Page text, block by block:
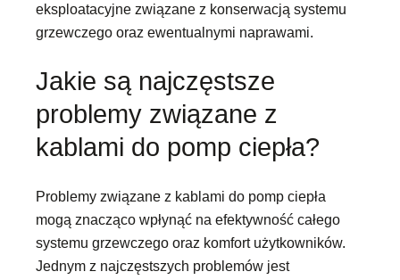
eksploatacyjne związane z konserwacją systemu
grzewczego oraz ewentualnymi naprawami.
Jakie są najczęstsze
problemy związane z
kablami do pomp ciepła?
Problemy związane z kablami do pomp ciepła
mogą znacząco wpłynąć na efektywność całego
systemu grzewczego oraz komfort użytkowników.
Jednym z najczęstszych problemów jest